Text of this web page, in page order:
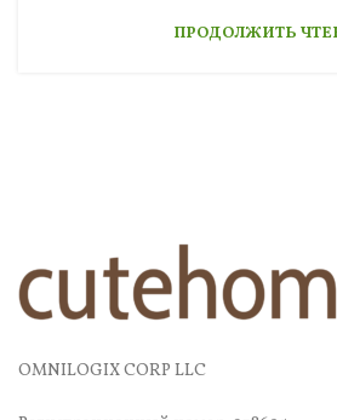
ПРОДОЛЖИТЬ
OMNILOGIX CORP LLC